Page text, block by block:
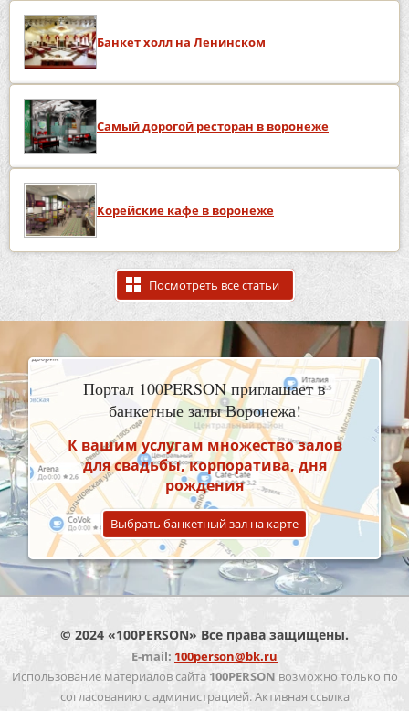
Банкет холл на Ленинском
Самый дорогой ресторан в воронеже
Корейские кафе в воронеже
Посмотреть все статьи
Портал 100PERSON приглашает в
банкетные залы Воронежа!
К вашим услугам множество залов
для свадьбы, корпоратива, дня
рождения
Выбрать банкетный зал на карте
© 2024 «100PERSON» Все права защищены.
E-mail: 100person@bk.ru
Использование материалов сайта 100PERSON возможно только по
согласованию с администрацией. Активная ссылка